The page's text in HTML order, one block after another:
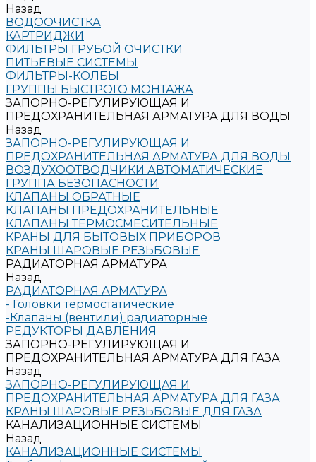
Назад
ВОДООЧИСТКА
КАРТРИДЖИ
ФИЛЬТРЫ ГРУБОЙ ОЧИСТКИ
ПИТЬЕВЫЕ СИСТЕМЫ
ФИЛЬТРЫ-КОЛБЫ
ГРУППЫ БЫСТРОГО МОНТАЖА
ЗАПОРНО-РЕГУЛИРУЮЩАЯ И
ПРЕДОХРАНИТЕЛЬНАЯ АРМАТУРА ДЛЯ ВОДЫ
Назад
ЗАПОРНО-РЕГУЛИРУЮЩАЯ И
ПРЕДОХРАНИТЕЛЬНАЯ АРМАТУРА ДЛЯ ВОДЫ
ВОЗДУХООТВОДЧИКИ АВТОМАТИЧЕСКИЕ
ГРУППА БЕЗОПАСНОСТИ
КЛАПАНЫ ОБРАТНЫЕ
КЛАПАНЫ ПРЕДОХРАНИТЕЛЬНЫЕ
КЛАПАНЫ ТЕРМОСМЕСИТЕЛЬНЫЕ
КРАНЫ ДЛЯ БЫТОВЫХ ПРИБОРОВ
КРАНЫ ШАРОВЫЕ РЕЗЬБОВЫЕ
РАДИАТОРНАЯ АРМАТУРА
Назад
РАДИАТОРНАЯ АРМАТУРА
- Головки термостатические
-Клапаны (вентили) радиаторные
РЕДУКТОРЫ ДАВЛЕНИЯ
ЗАПОРНО-РЕГУЛИРУЮЩАЯ И
ПРЕДОХРАНИТЕЛЬНАЯ АРМАТУРА ДЛЯ ГАЗА
Назад
ЗАПОРНО-РЕГУЛИРУЮЩАЯ И
ПРЕДОХРАНИТЕЛЬНАЯ АРМАТУРА ДЛЯ ГАЗА
КРАНЫ ШАРОВЫЕ РЕЗЬБОВЫЕ ДЛЯ ГАЗА
КАНАЛИЗАЦИОННЫЕ СИСТЕМЫ
Назад
КАНАЛИЗАЦИОННЫЕ СИСТЕМЫ